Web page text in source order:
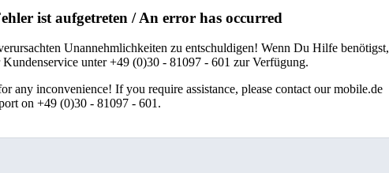
ist aufgetreten / An error has occurred
Unannehmlichkeiten zu entschuldigen! Wenn Du Hilfe benötigst,
Kundenservice unter +49 (0)30 - 81097 - 601 zur Verfügung.
any inconvenience! If you require assistance, please contact our mobile.de
on +49 (0)30 - 81097 - 601.